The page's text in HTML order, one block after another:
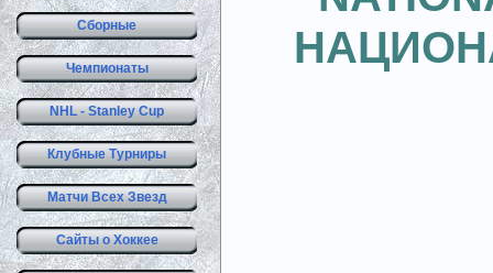
Сборные
Чемпионаты
NHL - Stanley Cup
Клубные Турниры
Матчи Всех Звезд
Сайты о Хоккее